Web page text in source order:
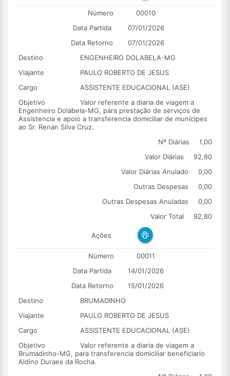
Número
00010
Data Partida
07/01/2026
Data Retorno
07/01/2026
Destino
ENGENHEIRO DOLABELA-MG
Viajante
PAULO ROBERTO DE JESUS
Cargo
ASSISTENTE EDUCACIONAL (ASE)
Objetivo
Valor referente a diaria de viagem a
Engenheiro Dolabela-MG, para prestação de serviços de
Assistencia e apoio a transferencia domiciliar de munícipes
ao Sr. Renan Silva Cruz.
Nº Diárias
1,00
Valor Diárias
92,80
Valor Diárias Anulado
0,00
Outras Despesas
0,00
Outras Despesas Anuladas
0,00
Valor Total
92,80
Ações
Número
00011
Data Partida
14/01/2026
Data Retorno
15/01/2026
Destino
BRUMADINHO
Viajante
PAULO ROBERTO DE JESUS
Cargo
ASSISTENTE EDUCACIONAL (ASE)
Objetivo
Valor referente a diaria de viagem a
Brumadinho-MG, para transferencia domiciliar beneficiario
Aldino Duraes da Rocha.